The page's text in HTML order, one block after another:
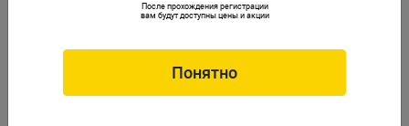
После прохождения регистрации
вам будут доступны цены и акции
Понятно